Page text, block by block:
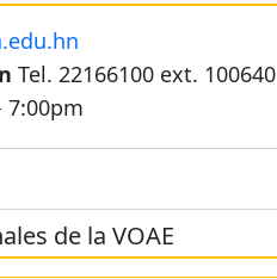
Tel. 22166100 ext. 100640
7:00pm
de la VOAE